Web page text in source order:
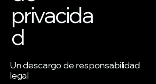
privacida
d
Un descargo de responsabilidad
legal